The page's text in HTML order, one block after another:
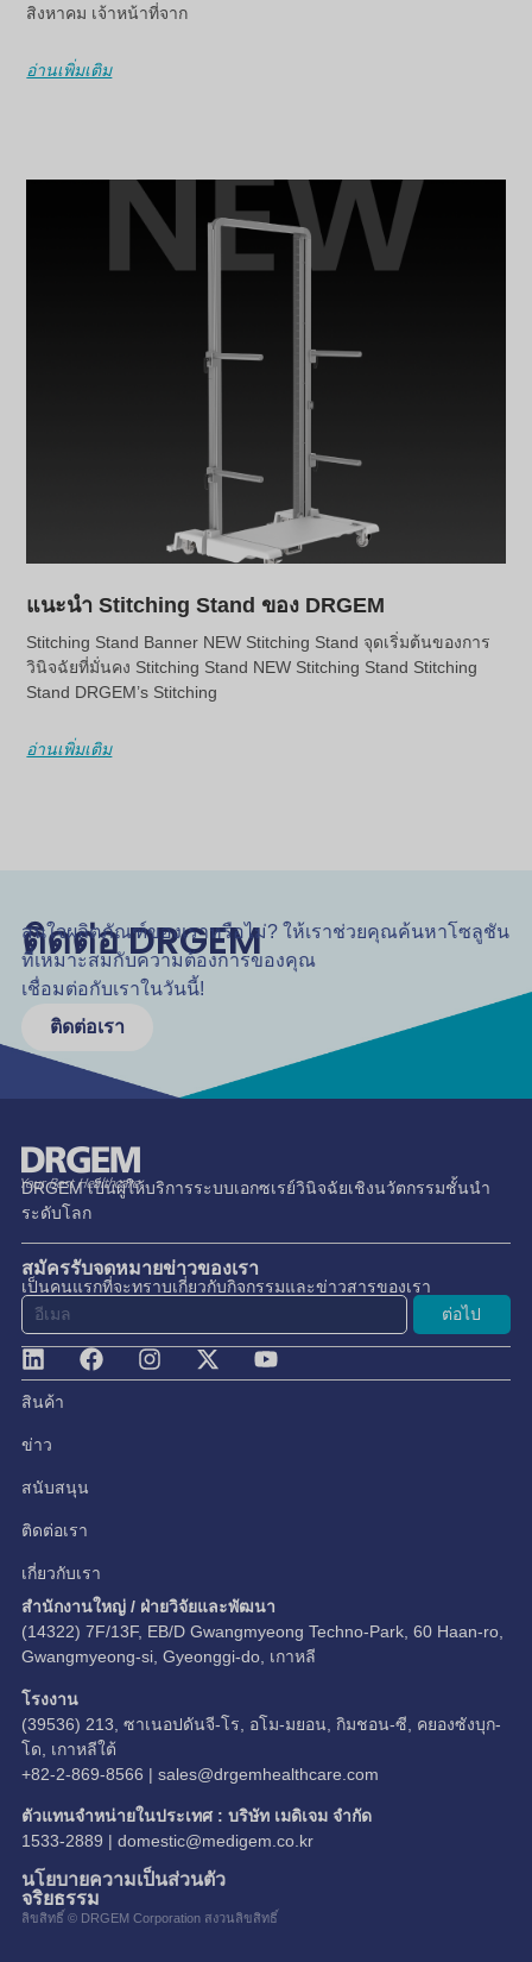
สิงหาคม เจ้าหน้าที่จาก
อ่านเพิ่มเติม
แนะนำ Stitching Stand ของ DRGEM
Stitching Stand Banner NEW Stitching Stand จุดเริ่มต้นของการ
วินิจฉัยที่มั่นคง Stitching Stand NEW Stitching Stand Stitching
Stand DRGEM’s Stitching
อ่านเพิ่มเติม
ติดต่อ DRGEM
สนใจผลิตภัณฑ์ของเราหรือไม่? ให้เราช่วยคุณค้นหาโซลูชัน
ที่เหมาะสมกับความต้องการของคุณ
เชื่อมต่อกับเราในวันนี้!
ติดต่อเรา
DRGEM เป็นผู้ให้บริการระบบเอกซเรย์วินิจฉัยเชิงนวัตกรรมชั้นนำ
ระดับโลก
สมัครรับจดหมายข่าวของเรา
เป็นคนแรกที่จะทราบเกี่ยวกับกิจกรรมและข่าวสารของเรา
ต่อไป
สินค้า
ข่าว
สนับสนุน
ติดต่อเรา
เกี่ยวกับเรา
สำนักงานใหญ่ / ฝ่ายวิจัยและพัฒนา
(14322) 7F/13F, EB/D Gwangmyeong Techno-Park, 60 Haan-ro,
Gwangmyeong-si, Gyeonggi-do, เกาหลี
โรงงาน
(39536) 213, ซาเนอปดันจี-โร, อโม-มยอน, กิมชอน-ซี, คยองซังบุก-
โด, เกาหลีใต้
+82-2-869-8566 | sales@drgemhealthcare.com
ตัวแทนจำหน่ายในประเทศ : บริษัท เมดิเจม จำกัด
1533-2889 | domestic@medigem.co.kr
นโยบายความเป็นส่วนตัว
จริยธรรม
ลิขสิทธิ์ © DRGEM Corporation สงวนลิขสิทธิ์